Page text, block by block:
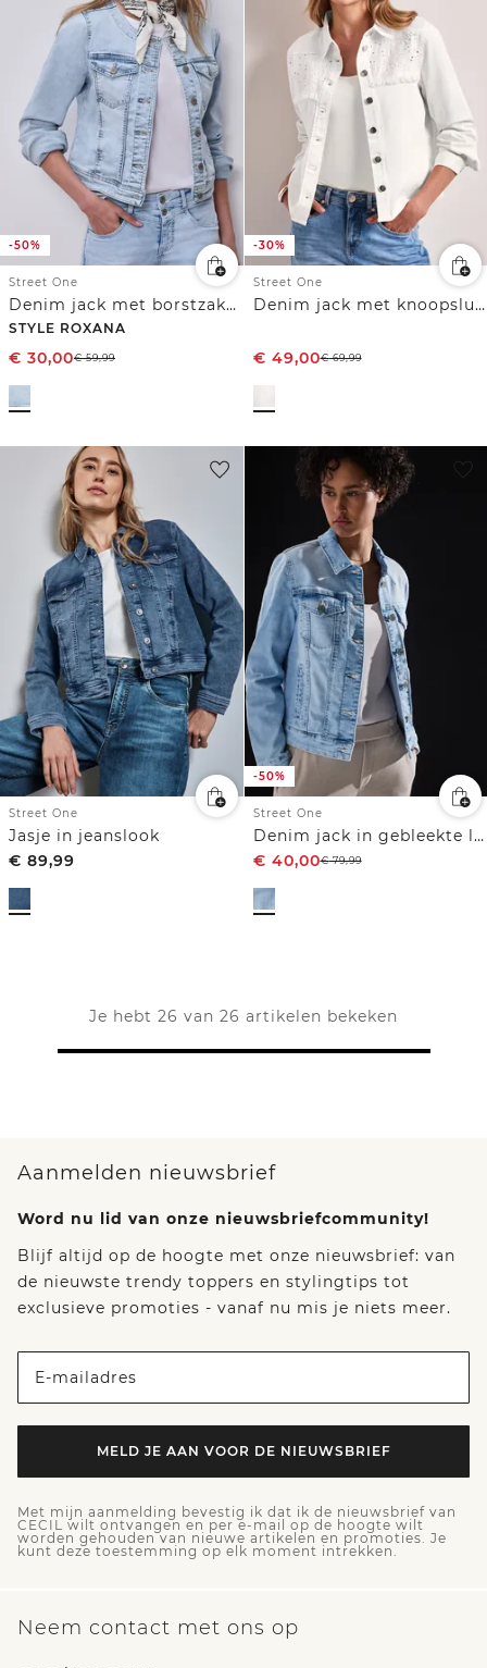
-50%
Street One
Denim jack met borstzakken en knopen
STYLE ROXANA
€ 30,00€59,99
-30%
Street One
Denim jack met knoopsluiting en borduursel
€ 49,00€69,99
Street One
Jasje in jeanslook
€ 89,99
-50%
Street One
Denim jack in gebleekte look
€ 40,00€79,99
Je hebt 26 van 26 artikelen bekeken
Aanmelden nieuwsbrief
Word nu lid van onze nieuwsbriefcommunity!
Blijf altijd op de hoogte met onze nieuwsbrief: van
de nieuwste trendy toppers en stylingtips tot
exclusieve promoties - vanaf nu mis je niets meer.
E-mailadres
MELD JE AAN VOOR DE NIEUWSBRIEF
Met mijn aanmelding bevestig ik dat ik de nieuwsbrief van
CECIL wilt ontvangen en per e-mail op de hoogte wilt
worden gehouden van nieuwe artikelen en promoties. Je
kunt deze toestemming op elk moment intrekken.
Neem contact met ons op